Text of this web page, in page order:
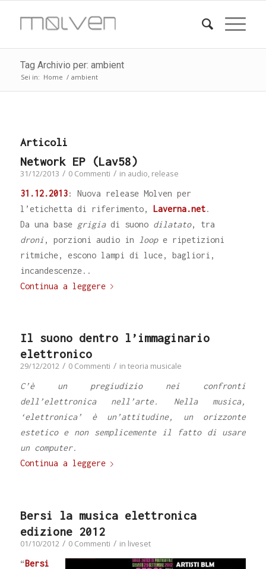
Tag Archivio per: ambient
Sei in: Home / ambient
Articoli
Network EP (Lav58)
31/12/2013 / 0 Commenti / in audio, release
31.12.2013: Nuova release Molven per
l’etichetta di riferimento, Laverna.net.
Da una base grigiadi suono dilatato, tra
droni , porzioni audio in loope ripetizioni
ritmiche, escono lampi di luce, bagliori,
incandescenze..
Continua a leggere
Il suono dentro l’immaginario
elettronico
29/12/2012 / 0 Commenti / in teoria musicale
C’è un pregiudizio nei confronti
dell’elettronica nell’arte. Nella musica,
‘elettronica’ è un’attitudine, un orizzonte
estetico e non semplicemente il fatto di usare
un computer.
Continua a leggere
Bersi la musica elettronica
edizione 2012
01/10/2012 / 0 Commenti / in liveset
“Bersi